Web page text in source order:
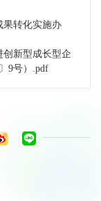
果转化实施办
创新型成长型企
9号）.pdf